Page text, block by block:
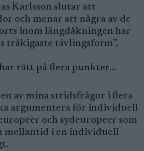
Karlsson slutar att
och menar att några av de
inom längdåkningen har
tråkigaste tävlingsform”,
har rätt på flera punkter…
av mina stridsfrågor i flera
argumentera för individuell
och sydeuropeer som
mellantid i en individuell